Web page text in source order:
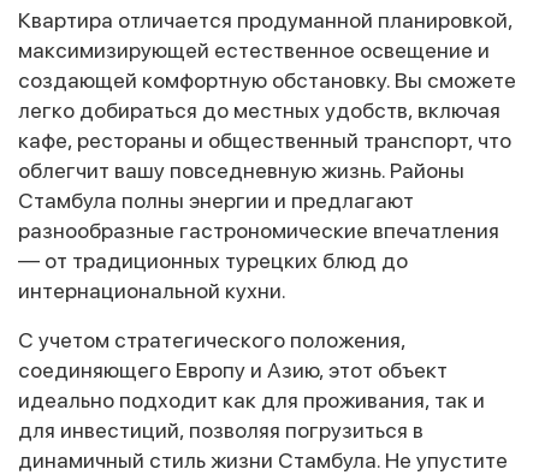
Квартира отличается продуманной планировкой,
максимизирующей естественное освещение и
создающей комфортную обстановку. Вы сможете
легко добираться до местных удобств, включая
кафе, рестораны и общественный транспорт, что
облегчит вашу повседневную жизнь. Районы
Стамбула полны энергии и предлагают
разнообразные гастрономические впечатления
— от традиционных турецких блюд до
интернациональной кухни.
С учетом стратегического положения,
соединяющего Европу и Азию, этот объект
идеально подходит как для проживания, так и
для инвестиций, позволяя погрузиться в
динамичный стиль жизни Стамбула. Не упустите